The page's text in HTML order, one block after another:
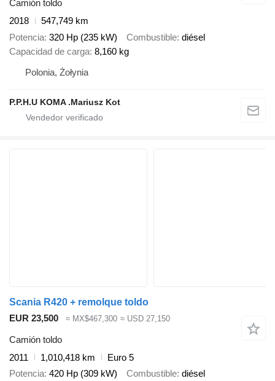
Camión toldo
2018
547,749 km
Potencia 320 Hp (235 kW) Combustible diésel
Capacidad de carga 8,160 kg
Polonia, Żołynia
P.P.H.U KOMA .Mariusz Kot
Scania R420 + remolque toldo
EUR 23,500
≈ MX$467,300 ≈ USD 27,150
Camión toldo
2011
1,010,418 km
Euro 5
Potencia 420 Hp (309 kW) Combustible diésel